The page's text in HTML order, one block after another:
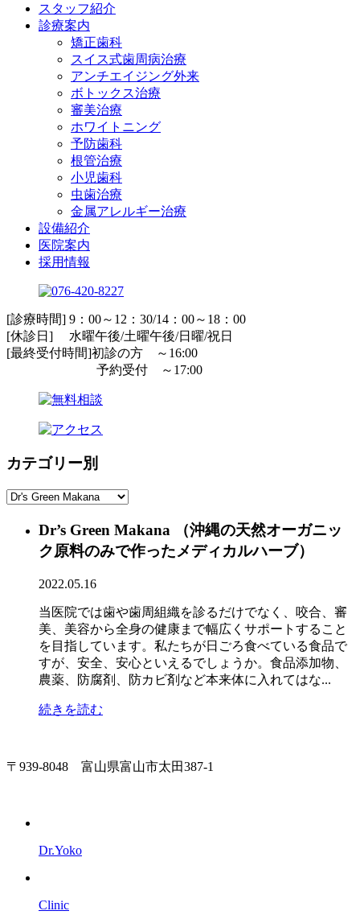
スタッフ紹介
診療案内
矯正歯科
スイス式歯周病治療
アンチエイジング外来
ボトックス治療
審美治療
ホワイトニング
予防歯科
根管治療
小児歯科
虫歯治療
金属アレルギー治療
設備紹介
医院案内
採用情報
[診療時間] 9：00～12：30/14：00～18：00
[休診日] 水曜午後/土曜午後/日曜/祝日
[最終受付時間]初診の方 ～16:00
予約受付 ～17:00
カテゴリー別
Dr’s Green Makana （沖縄の天然オーガニッ
ク原料のみで作ったメディカルハーブ）
2022.05.16
当医院では歯や歯周組織を診るだけでなく、咬合、審
美、美容から全身の健康まで幅広くサポートすること
を目指しています。私たちが日ごろ食べている食品で
すが、安全、安心といえるでしょうか。食品添加物、
農薬、防腐剤、防カビ剤など本来体に入れてはな...
続きを読む
〒939-8048 富山県富山市太田387-1
Dr.Yoko
Clinic